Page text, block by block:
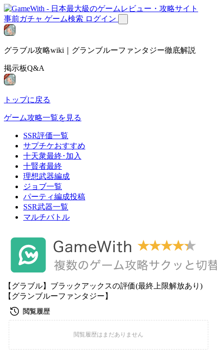
事前ガチャ ゲーム検索 ログイン
グラブル攻略wiki｜グランブルーファンタジー徹底解説
掲示板Q&A
トップに戻る
ゲーム攻略一覧を見る
SSR評価一覧
サプチケおすすめ
十天衆最終･加入
十賢者最終
理想武器編成
ジョブ一覧
パーティ編成投稿
SSR武器一覧
マルチバトル
【グラブル】ブラックアックスの評価(最終上限解放あり)
【グランブルーファンタジー】